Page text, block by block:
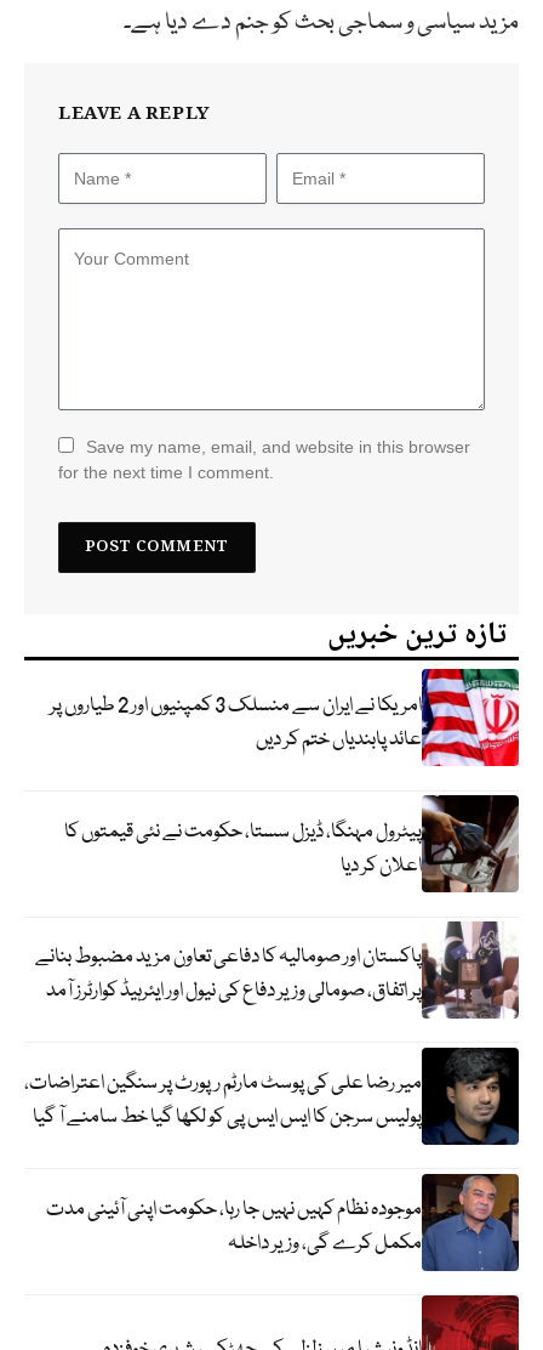
مزید سیاسی و سماجی بحث کو جنم دے دیا ہے۔
LEAVE A REPLY
Save my name, email, and website in this browser
for the next time I comment.
تازہ ترین خبریں
امریکا نے ایران سے منسلک 3 کمپنیوں اور 2 طیاروں پر
عائد پابندیاں ختم کر دیں
پیٹرول مہنگا، ڈیزل سستا، حکومت نے نئی قیمتوں کا
اعلان کر دیا
پاکستان اور صومالیہ کا دفاعی تعاون مزید مضبوط بنانے
پر اتفاق، صومالی وزیر دفاع کی نیول اور ایئرہیڈ کوارٹرز آمد
میر رضا علی کی پوسٹ مارٹم رپورٹ پر سنگین اعتراضات،
پولیس سرجن کا ایس ایس پی کو لکھا گیا خط سامنے آ گیا
موجودہ نظام کہیں نہیں جا رہا، حکومت اپنی آئینی مدت
مکمل کرے گی، وزیر داخلہ